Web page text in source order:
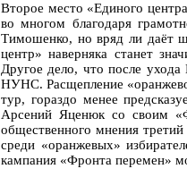
Второе место «Единого
во многом благодаря
Тимошенко, но вряд ли даёт
центр» наверняка станет
Другое дело, что после
НУНС. Расщепление
тур, гораздо менее
Арсений Яценюк со своим
общественного мнения
среди «оранжевых»
кампания «Фронта перемен»